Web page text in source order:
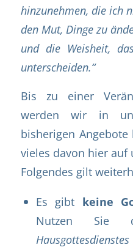
hinzunehmen, die ich
den Mut, Dinge zu
und die Weisheit,
unterscheiden.“
Bis zu einer
werden wir in
bisherigen
vieles davon hier auf
Folgendes gilt
Es gibt keine
Nutzen Sie
Hausgottesdienstes